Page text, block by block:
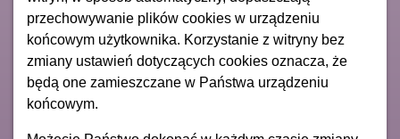
przechowywanie plików cookies w urządzeniu
końcowym użytkownika. Korzystanie z witryny bez
zmiany ustawień dotyczących cookies oznacza, że
będą one zamieszczane w Państwa urządzeniu
końcowym.